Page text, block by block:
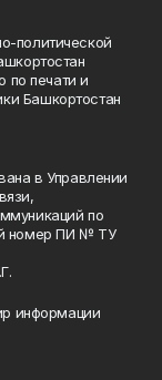
политической
по печати и
Башкортостан
в Управлении
по
номер ПИ № ТУ
информации